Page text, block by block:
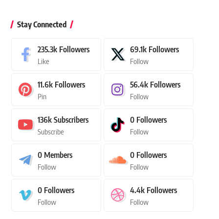
Stay Connected
235.3k Followers
Like
69.1k Followers
Follow
11.6k Followers
Pin
56.4k Followers
Follow
136k Subscribers
Subscribe
0 Followers
Follow
0 Members
Follow
0 Followers
Follow
0 Followers
Follow
4.4k Followers
Follow